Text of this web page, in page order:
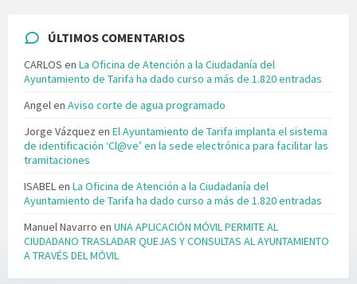
ÚLTIMOS COMENTARIOS
CARLOS en La Oficina de Atención a la Ciudadanía del
Ayuntamiento de Tarifa ha dado curso a más de 1.820 entradas
Angelen Aviso corte de agua programado
Jorge Vázquez en El Ayuntamiento de Tarifa implanta el sistema
de identificación ‘Cl@ve’ en la sede electrónica para facilitar las
tramitaciones
ISABELen La Oficina de Atención a la Ciudadanía del
Ayuntamiento de Tarifa ha dado curso a más de 1.820 entradas
Manuel Navarro en UNA APLICACIÓN MÓVIL PERMITE AL
CIUDADANO TRASLADAR QUEJAS Y CONSULTAS AL AYUNTAMIENTO
A TRAVÉS DEL MÓVIL